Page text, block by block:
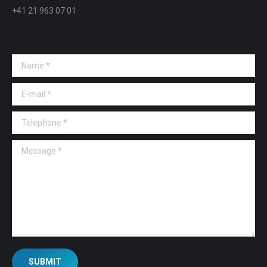
+41 21 963 07 01
Name *
E-mail *
Telephone *
Message *
SUBMIT